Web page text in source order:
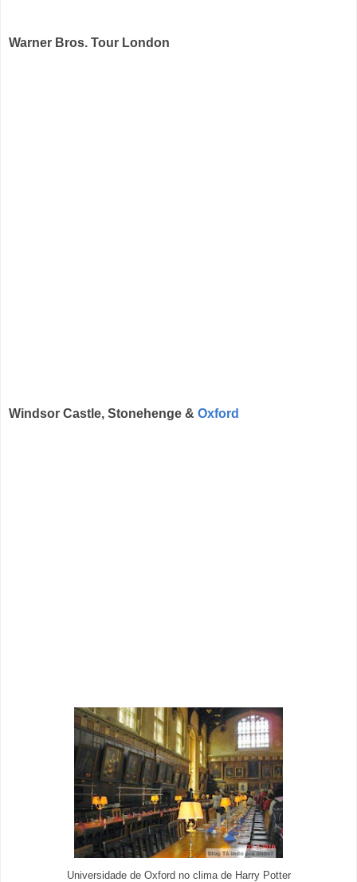
Warner Bros. Tour London
Windsor Castle, Stonehenge & Oxford
Universidade de Oxford no clima de Harry Potter